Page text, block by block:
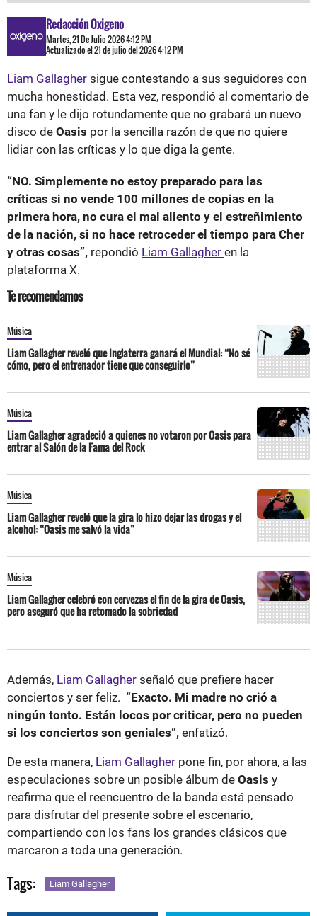
Redacción Oxigeno
Martes, 21 De Julio 2026 4:12 PM
Actualizado el 21 de julio del 2026 4:12 PM
Liam Gallagher sigue contestando a sus seguidores con
mucha honestidad. Esta vez, respondió al comentario de
una fan y le dijo rotundamente que no grabará un nuevo
disco de Oasis por la sencilla razón de que no quiere
lidiar con las críticas y lo que diga la gente.
“NO. Simplemente no estoy preparado para las
críticas si no vende 100 millones de copias en la
primera hora, no cura el mal aliento y el estreñimiento
de la nación, si no hace retroceder el tiempo para Cher
y otras cosas”, repondió Liam Gallagher en la
plataforma X.
Te recomendamos
Música
Liam Gallagher reveló que Inglaterra ganará el Mundial: “No sé
cómo, pero el entrenador tiene que conseguirlo”
Música
Liam Gallagher agradeció a quienes no votaron por Oasis para
entrar al Salón de la Fama del Rock
Música
Liam Gallagher reveló que la gira lo hizo dejar las drogas y el
alcohol: “Oasis me salvó la vida”
Música
Liam Gallagher celebró con cervezas el fin de la gira de Oasis,
pero aseguró que ha retomado la sobriedad
Además, Liam Gallagher señaló que prefiere hacer
conciertos y ser feliz. “Exacto. Mi madre no crió a
ningún tonto. Están locos por criticar, pero no pueden
si los conciertos son geniales”, enfatizó.
De esta manera, Liam Gallagher pone fin, por ahora, a las
especulaciones sobre un posible álbum de Oasis y
reafirma que el reencuentro de la banda está pensado
para disfrutar del presente sobre el escenario,
compartiendo con los fans los grandes clásicos que
marcaron a toda una generación.
Tags: Liam Gallagher